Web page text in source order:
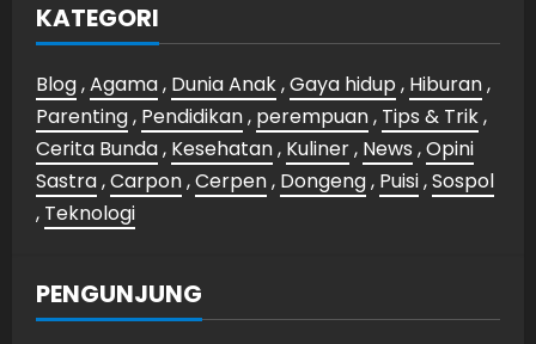
KATEGORI
Blog,Agama, Dunia Anak,Gaya hidup , Hiburan,
Parenting, Pendidikan, perempuan, Tips & Trik,
Cerita Bunda, Kesehatan, Kuliner, News ,Opini
Sastra,Carpon,Cerpen, Dongeng, Puisi,Sospol
, Teknologi
PENGUNJUNG